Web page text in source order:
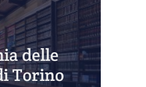
delle
Torino